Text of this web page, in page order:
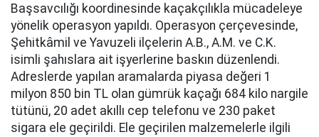
Başsavcılığı koordinesinde kaçakçılıkla mücadeleye
yönelik operasyon yapıldı. Operasyon çerçevesinde,
Şehitkâmil ve Yavuzeli ilçelerin A.B., A.M. ve C.K.
isimli şahıslara ait işyerlerine baskın düzenlendi.
Adreslerde yapılan aramalarda piyasa değeri 1
milyon 850 bin TL olan gümrük kaçağı 684 kilo nargile
tütünü, 20 adet akıllı cep telefonu ve 230 paket
sigara ele geçirildi. Ele geçirilen malzemelerle ilgili